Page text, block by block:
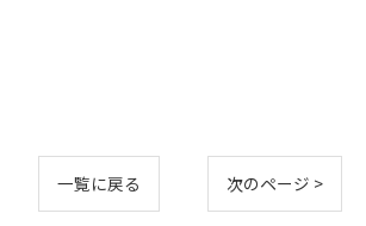
一覧に戻る 次のページ >